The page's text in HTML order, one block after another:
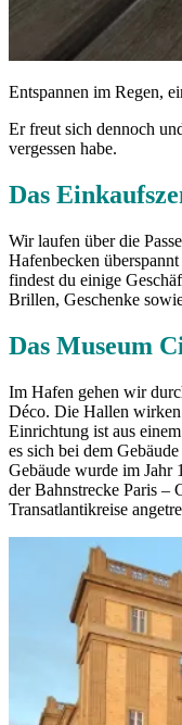
Entspannen im Regen,
Er freut sich dennoch
vergessen habe.
Das
Wir laufen über die
Hafenbecken
findest du einige
Brillen, Geschenke
Das Museum
Im Hafen gehen wir
Déco. Die Hallen
Einrichtung ist aus
es sich bei dem
Gebäude wurde im Jahr
der Bahnstrecke Paris –
Transatlantikreise